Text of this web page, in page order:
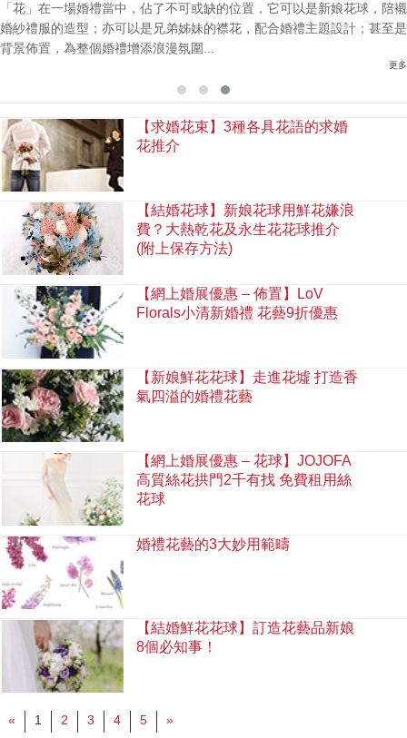
「花」在一場婚禮當中，佔了不可或缺的位置，它可以是新娘花球，陪襯
婚紗禮服的造型；亦可以是兄弟姊妹的襟花，配合婚禮主題設計；甚至是
背景佈置，為整個婚禮增添浪漫氛圍...
更多
【求婚花束】3種各具花語的求婚
花推介
【結婚花球】新娘花球用鮮花嫌浪
費？大熱乾花及永生花花球推介
(附上保存方法)
【網上婚展優惠 – 佈置】LoV
Florals小清新婚禮 花藝9折優惠
【新娘鮮花花球】走進花墟 打造香
氣四溢的婚禮花藝
【網上婚展優惠 – 花球】JOJOFA
高質絲花拱門2千有找 免費租用絲
花球
婚禮花藝的3大妙用範疇
【結婚鮮花花球】訂造花藝品新娘
8個必知事！
« 1 2 3 4 5 »